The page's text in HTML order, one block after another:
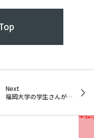
Next
福岡大学の学生さんが来社しました！～就活キャンプ受入れレポート～